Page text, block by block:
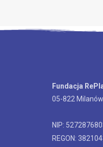
Fundacja
05-822
NIP:
REGON: